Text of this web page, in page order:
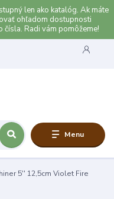
len ako katalóg. Ak máte
ohľadom dostupnosti
Radi vám pomôžeme!
Menu
5'' 12,5cm Violet Fire